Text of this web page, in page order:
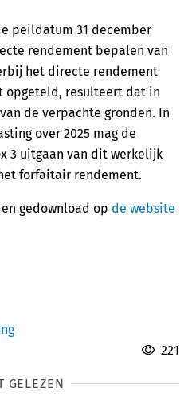
peildatum 31 december
rendement bepalen van
het directe rendement
opgeteld, resulteert dat in
de verpachte gronden. In
over 2025 mag de
3 uitgaan van dit werkelijk
forfaitair rendement.
gedownload op de website
221
GELEZEN